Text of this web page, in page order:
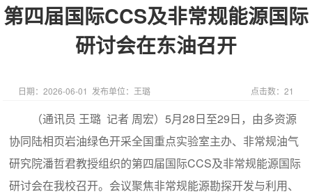
第四届国际CCS及非常规能源国际
研讨会在东油召开
日期：2026-06-01 发布单位：王璐 点击数： 21
（通讯员 王璐 记者 周宏）5月28日至29日，由多资源
协同陆相页岩油绿色开采全国重点实验室主办、非常规油气
研究院潘哲君教授组织的第四届国际CCS及非常规能源国际
研讨会在我校召开。会议聚焦非常规能源勘探开发与利用、